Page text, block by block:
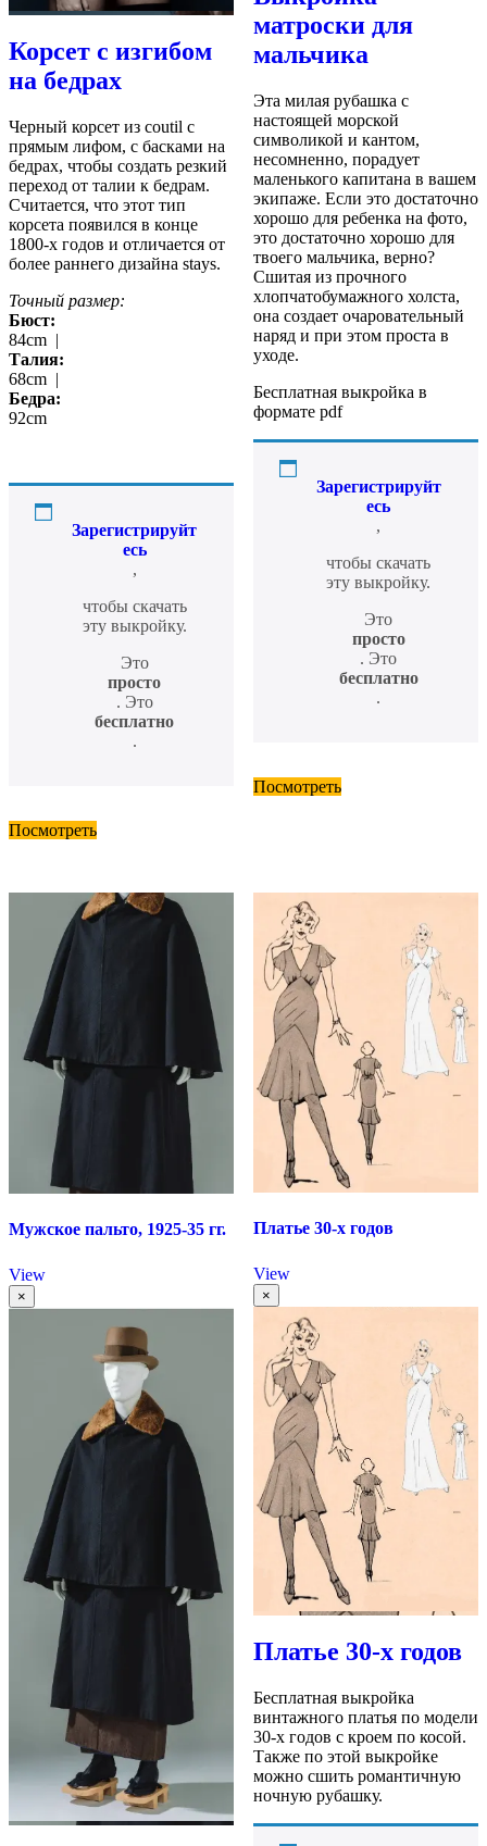
Корсет с изгибом
на бедрах
Черный корсет из coutil с
прямым лифом, с басками на
бедрах, чтобы создать резкий
переход от талии к бедрам.
Считается, что этот тип
корсета появился в конце
1800-х годов и отличается от
более раннего дизайна stays.
Точный размер:
Бюст:
84cm |
Талия:
68cm |
Бедра:
92cm
Зарегистрируйт
есь
,
чтобы скачать
эту выкройку.
Это
просто
. Это
бесплатно
.
Посмотреть
матроски для
мальчика
Эта милая рубашка с
настоящей морской
символикой и кантом,
несомненно, порадует
маленького капитана в вашем
экипаже. Если это достаточно
хорошо для ребенка на фото,
это достаточно хорошо для
твоего мальчика, верно?
Сшитая из прочного
хлопчатобумажного холста,
она создает очаровательный
наряд и при этом проста в
уходе.
Бесплатная выкройка в
формате pdf
Зарегистрируйт
есь
,
чтобы скачать
эту выкройку.
Это
просто
. Это
бесплатно
.
Посмотреть
Мужское пальто, 1925-35 гг.
View
×
Платье 30-х годов
View
×
Платье 30-х годов
Бесплатная выкройка
винтажного платья по модели
30-х годов с кроем по косой.
Также по этой выкройке
можно сшить романтичную
ночную рубашку.